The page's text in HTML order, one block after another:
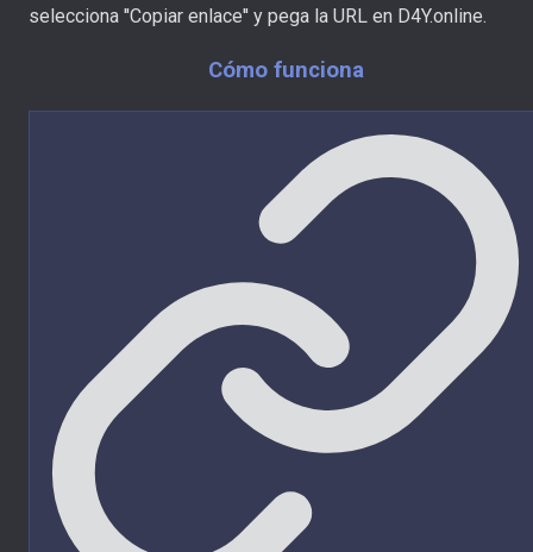
selecciona ''Copiar enlace'' y pega la URL en D4Y.online.
Cómo funciona